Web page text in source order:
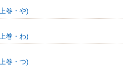
巻・や)
巻・わ)
巻・つ)